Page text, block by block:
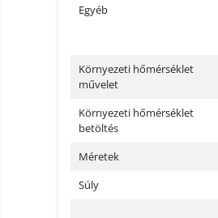
Egyéb
Környezeti hőmérséklet
művelet
Környezeti hőmérséklet
betöltés
Méretek
Súly